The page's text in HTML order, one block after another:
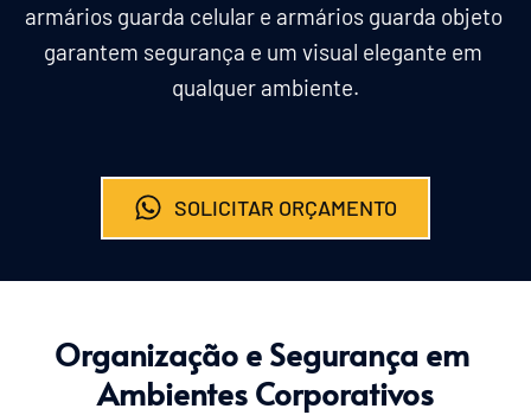
armários guarda celular e armários guarda objeto
garantem segurança e um visual elegante em
qualquer ambiente.
SOLICITAR ORÇAMENTO
Organização e Segurança em
Ambientes Corporativos